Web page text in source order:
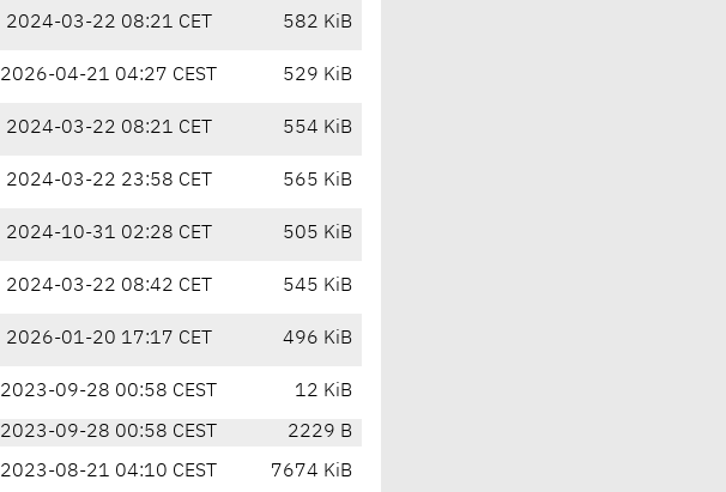
2024-03-22 08:21 CET 582 KiB
2026-04-21 04:27 CEST 529 KiB
2024-03-22 08:21 CET 554 KiB
2024-03-22 23:58 CET 565 KiB
2024-10-31 02:28 CET 505 KiB
2024-03-22 08:42 CET 545 KiB
2026-01-20 17:17 CET 496 KiB
2023-09-28 00:58 CEST 12 KiB
2023-09-28 00:58 CEST
2229 B
2023-08-21 04:10 CEST 7674 KiB